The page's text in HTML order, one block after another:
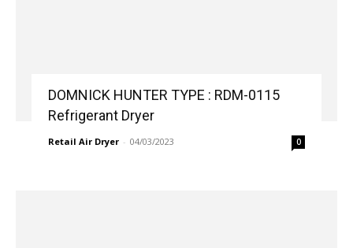
DOMNICK HUNTER TYPE : RDM-0115
Refrigerant Dryer
Retail Air Dryer - 04/03/2023 0